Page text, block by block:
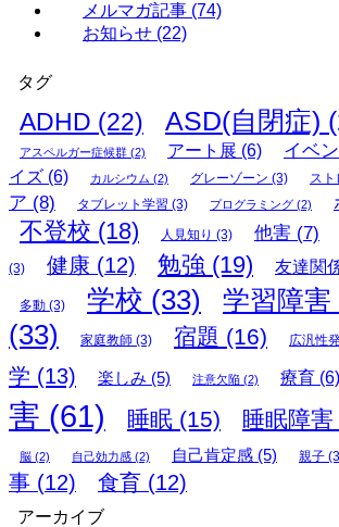
メルマガ記事 (74)
お知らせ (22)
タグ
ADHD (22) ASD(自閉症)
アスペルガー症候群 (2) アート展 (6) イベ
イズ (6) カルシウム (2) グレーゾーン (3) スト
ア (8) タブレット学習 (3) プログラミング (2)
不登校 (18) 人見知り (3) 他害 (7)
(3) 健康 (12) 勉強 (19) 友達関
多動 (3) 学校 (33) 学習障害
(33)
家庭教師 (3) 宿題 (16) 広汎性
学 (13) 楽しみ (5) 注意欠陥 (2) 療育 (6)
害 (61) 睡眠 (15) 睡眠障害
脳 (2) 自己効力感 (2) 自己肯定感 (5) 親子
事 (12) 食育 (12)
アーカイブ